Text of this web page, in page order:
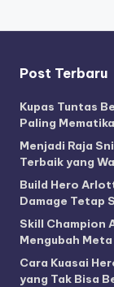
Post Terbaru
Kupas Tuntas
Paling
Menjadi Raja
Terbaik yang
Build Hero
Damage Tetap
Skill Champion
Mengubah
Cara Kuasai
yang Tak Bisa